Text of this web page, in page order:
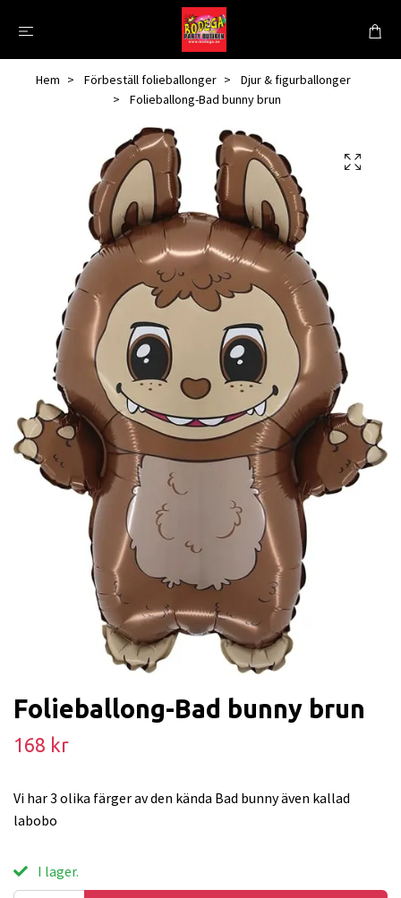
Hem Förbeställ folieballonger
Djur & figurballonger
Folieballong-Bad bunny brun
Folieballong-Bad bunny brun
168 kr
Vi har 3 olika färger av den kända Bad bunny även kallad
labobo
I lager.